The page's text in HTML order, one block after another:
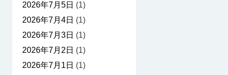
2026年7月5日 (1)
2026年7月4日 (1)
2026年7月3日 (1)
2026年7月2日 (1)
2026年7月1日 (1)